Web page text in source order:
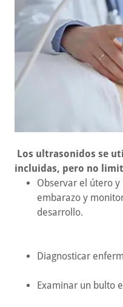
Los ultrasonidos se
incluidas, pero no
Observar el útero y
embarazo y
desarrollo.
Diagnosticar
Examinar un bulto